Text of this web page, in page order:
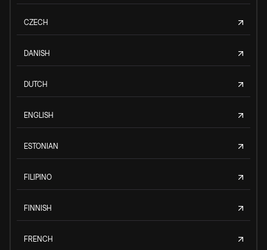
CZECH
DANISH
DUTCH
ENGLISH
ESTONIAN
FILIPINO
FINNISH
FRENCH